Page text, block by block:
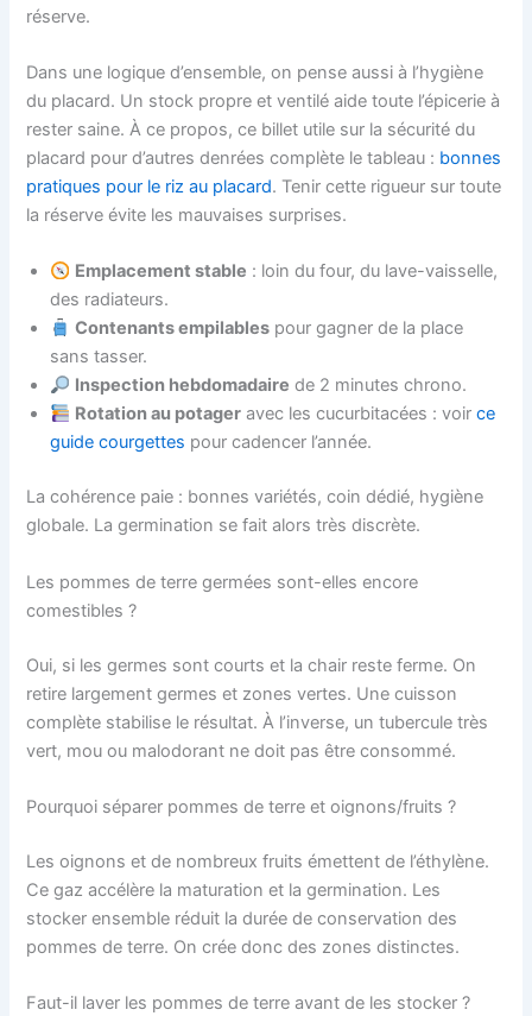
réserve.
Dans une logique d’ensemble, on pense aussi à l’hygiène
du placard. Un stock propre et ventilé aide toute l’épicerie à
rester saine. À ce propos, ce billet utile sur la sécurité du
placard pour d’autres denrées complète le tableau : bonnes
pratiques pour le riz au placard. Tenir cette rigueur sur toute
la réserve évite les mauvaises surprises.
Emplacement stable : loin du four, du lave-vaisselle,
des radiateurs.
Contenants empilables pour gagner de la place
sans tasser.
Inspection hebdomadaire de 2 minutes chrono.
Rotation au potager avec les cucurbitacées : voirce
guide courgettes pour cadencer l’année.
La cohérence paie : bonnes variétés, coin dédié, hygiène
globale. La germination se fait alors très discrète.
Les pommes de terre germées sont-elles encore
comestibles ?
Oui, si les germes sont courts et la chair reste ferme. On
retire largement germes et zones vertes. Une cuisson
complète stabilise le résultat. À l’inverse, un tubercule très
vert, mou ou malodorant ne doit pas être consommé.
Pourquoi séparer pommes de terre et oignons/fruits ?
Les oignons et de nombreux fruits émettent de l’éthylène.
Ce gaz accélère la maturation et la germination. Les
stocker ensemble réduit la durée de conservation des
pommes de terre. On crée donc des zones distinctes.
Faut-il laver les pommes de terre avant de les stocker ?